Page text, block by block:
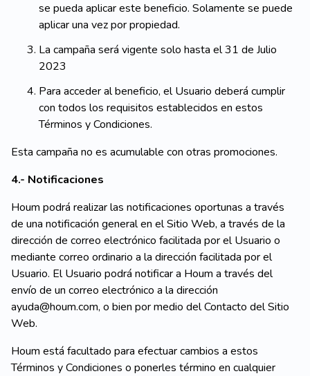
se pueda aplicar este beneficio. Solamente se puede
aplicar una vez por propiedad.
La campaña será vigente solo hasta el 31 de Julio
2023
Para acceder al beneficio, el Usuario deberá cumplir
con todos los requisitos establecidos en estos
Términos y Condiciones.
Esta campaña no es acumulable con otras promociones.
4.- Notificaciones
Houm podrá realizar las notificaciones oportunas a través
de una notificación general en el Sitio Web, a través de la
dirección de correo electrónico facilitada por el Usuario o
mediante correo ordinario a la dirección facilitada por el
Usuario. El Usuario podrá notificar a Houm a través del
envío de un correo electrónico a la dirección
ayuda@houm.com, o bien por medio del Contacto del Sitio
Web.
Houm está facultado para efectuar cambios a estos
Términos y Condiciones o ponerles término en cualquier